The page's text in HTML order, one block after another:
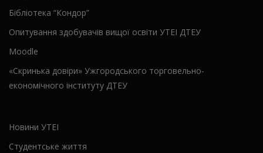
Бібліотека “Кондор”
Опитування здобувачів вищої освіти УТЕІ ДТЕУ
Moodle
«Скринька довіри» Ужгородського торговельно-
економічного інституту ДТЕУ
Новини УТЕІ
Студентське життя